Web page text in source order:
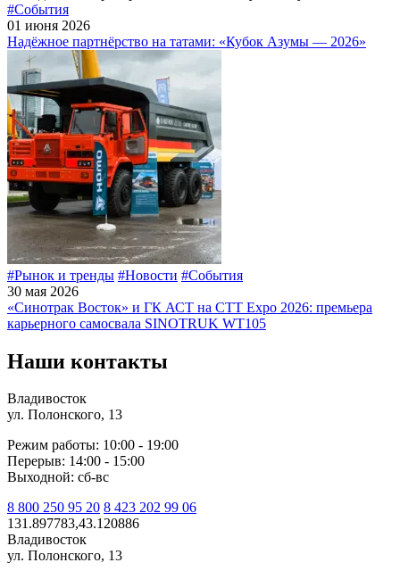
#События
01 июня 2026
Надёжное партнёрство на татами: «Кубок Азумы — 2026»
#Рынок и тренды #Новости #События
30 мая 2026
«Синотрак Восток» и ГК АСТ на СТТ Expo 2026: премьера
карьерного самосвала SINOTRUK WT105
Наши контакты
Владивосток
ул. Полонского, 13
Режим работы: 10:00 - 19:00
Перерыв: 14:00 - 15:00
Выходной: сб-вс
8 800 250 95 20 8 423 202 99 06
131.897783,43.120886
Владивосток
ул. Полонского, 13